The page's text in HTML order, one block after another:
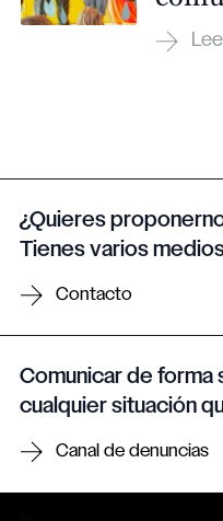
¿Quieres
Tienes varios
Contacto
Comunicar de forma
cualquier situación
Canal de denuncias